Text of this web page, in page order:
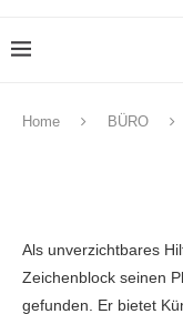
Home BÜRO
Als unverzichtbares
Zeichenblock seinen
gefunden. Er bietet